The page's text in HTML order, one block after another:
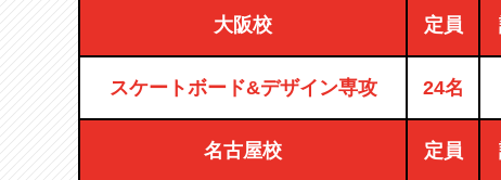
大阪校 定員
スケートボード&デザイン専攻 24名
名古屋校 定員